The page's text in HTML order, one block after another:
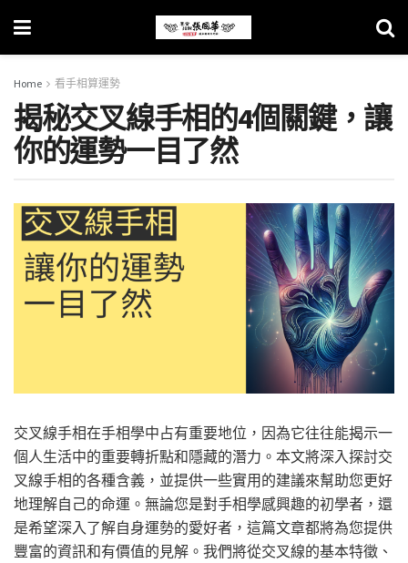
Home 看手相算運勢
揭秘交叉線手相的4個關鍵，讓
你的運勢一目了然
交叉線手相在手相學中占有重要地位，因為它往往能揭示一
個人生活中的重要轉折點和隱藏的潛力。本文將深入探討交
叉線手相的各種含義，並提供一些實用的建議來幫助您更好
地理解自己的命運。無論您是對手相學感興趣的初學者，還
是希望深入了解自身運勢的愛好者，這篇文章都將為您提供
豐富的資訊和有價值的見解。我們將從交叉線的基本特徵、